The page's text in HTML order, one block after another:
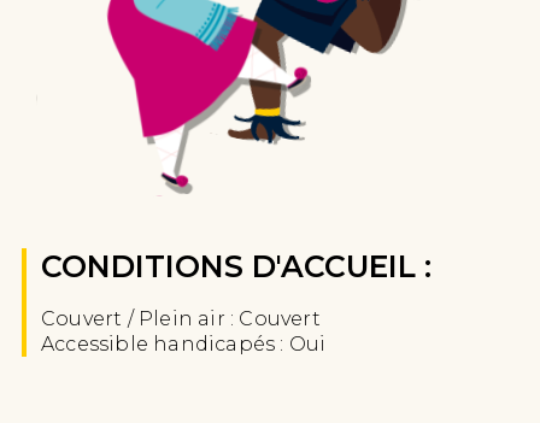
CONDITIONS D'ACCUEIL :
Couvert / Plein air : Couvert
Accessible handicapés : Oui